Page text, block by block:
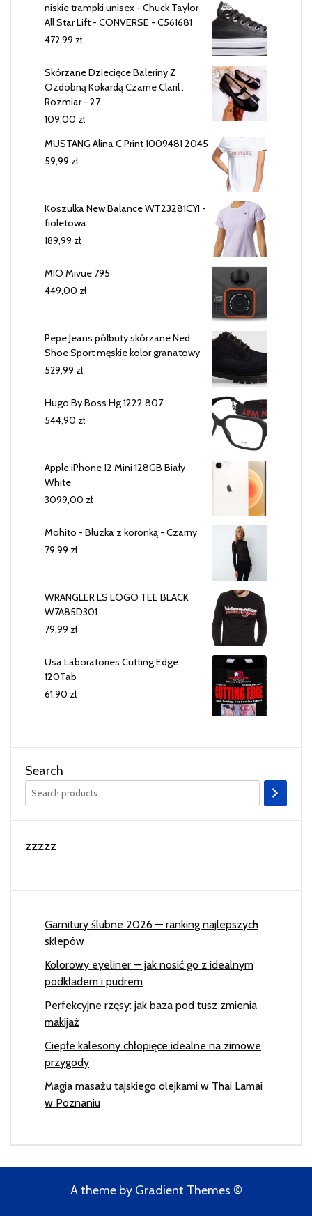
niskie trampki unisex - Chuck Taylor
All Star Lift - CONVERSE - C561681
472,99 zł
Skórzane Dziecięce Baleriny Z
Ozdobną Kokardą Czarne Claril :
Rozmiar - 27
109,00 zł
MUSTANG Alina C Print 1009481 2045
59,99 zł
Koszulka New Balance WT23281CYI -
fioletowa
189,99 zł
MIO Mivue 795
449,00 zł
Pepe Jeans półbuty skórzane Ned
Shoe Sport męskie kolor granatowy
529,99 zł
Hugo By Boss Hg 1222 807
544,90 zł
Apple iPhone 12 Mini 128GB Biały
White
3099,00 zł
Mohito - Bluzka z koronką - Czarny
79,99 zł
WRANGLER LS LOGO TEE BLACK
W7A85D301
79,99 zł
Usa Laboratories Cutting Edge
120Tab
61,90 zł
Search
zzzzz
Garnitury ślubne 2026 — ranking najlepszych
sklepów
Kolorowy eyeliner — jak nosić go z idealnym
podkładem i pudrem
Perfekcyjne rzęsy: jak baza pod tusz zmienia
makijaż
Ciepłe kalesony chłopięce idealne na zimowe
przygody
Magia masażu tajskiego olejkami w Thai Lamai
w Poznaniu
A theme by Gradient Themes ©